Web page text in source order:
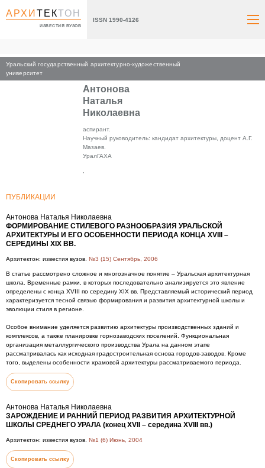
АРХИТЕКТОН
ИЗВЕСТИЯ ВУЗОВ
ISSN 1990-4126
Уральский государственный архитектурно-художественный
университет
Главная
Антонова
Наталья
Николаевна
аспирант.
Научный руководитель: кандидат архитектуры, доцент А.Г.
Мазаев.
УралГАХА
ПУБЛИКАЦИИ
Антонова Наталья Николаевна
ФОРМИРОВАНИЕ СТИЛЕВОГО РАЗНООБРАЗИЯ УРАЛЬСКОЙ
АРХИТЕКТУРЫ И ЕГО ОСОБЕННОСТИ ПЕРИОДА КОНЦА XVIII –
СЕРЕДИНЫ XIX ВВ.
Архитектон: известия вузов. №3 (15) Сентябрь, 2006
В статье рассмотрено сложное и многозначное понятие – Уральская архитектурная
школа. Временные рамки, в которых последовательно анализируется это явление
определены с конца XVIII по середину XIX вв. Представляемый исторический период
характеризуется тесной связью формирования и развития архитектурной школы и
эволюции стиля в регионе.
Особое внимание уделяется развитию архитектуры производственных зданий и
комплексов, а также планировке горнозаводских поселений. Функциональная
организация металлургического производства Урала на данном этапе
рассматривалась как исходная градостроительная основа городов-заводов. Кроме
того, выделены особенности храмовой архитектуры рассматриваемого периода.
Скопировать ссылку
Антонова Наталья Николаевна
ЗАРОЖДЕНИЕ И РАННИЙ ПЕРИОД РАЗВИТИЯ АРХИТЕКТУРНОЙ
ШКОЛЫ СРЕДНЕГО УРАЛА (конец XVII – середина XVIII вв.)
Архитектон: известия вузов. №1 (6) Июнь, 2004
Скопировать ссылку